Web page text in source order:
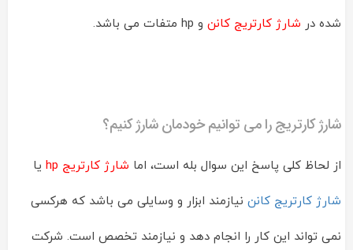
شده در شارژ کارتریج کانن و hp متفات می باشد.
شارژ کارتریج را می توانیم خودمان شارژ کنیم؟
از لحاظ کلی پاسخ این سوال بله است، اما شارژ کارتریج hp یا
شارژ کارتریج کانن نیازمند ابزار و وسایلی می باشد که هرکسی
نمی تواند این کار را انجام دهد و نیازمند تخصص است. شرکت